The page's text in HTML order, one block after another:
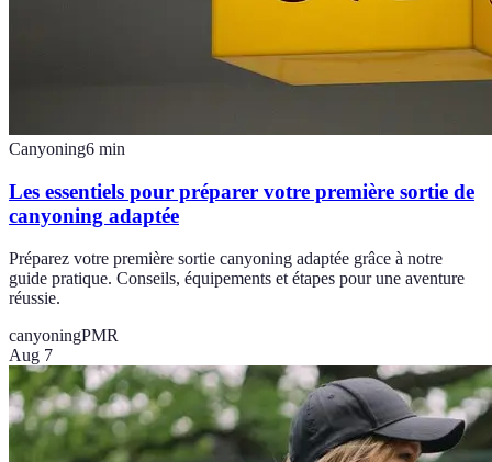
Canyoning6 min
Les essentiels pour préparer votre première sortie de
canyoning adaptée
Préparez votre première sortie canyoning adaptée grâce à notre
guide pratique. Conseils, équipements et étapes pour une aventure
réussie.
canyoningPMR
Aug 7